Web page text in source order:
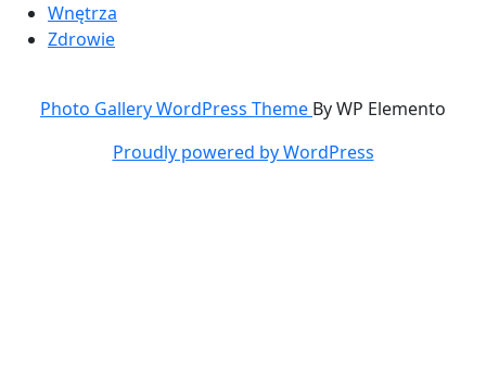
Wnętrza
Zdrowie
Photo Gallery WordPress Theme By WP Elemento
Proudly powered by WordPress